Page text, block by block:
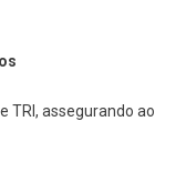
TRI, assegurando ao